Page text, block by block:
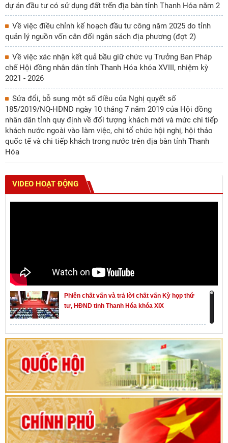
dự án đầu tư có sử dụng đất trến địa bàn tỉnh Thanh Hóa năm 2
Về việc điều chỉnh kế hoạch đầu tư công năm 2025 do tỉnh
quản lý nguồn vốn cân đối ngân sách địa phương (đợt 2)
Về việc xác nhận kết quả bầu giữ chức vụ Trưởng Ban Pháp
chế Hội đồng nhân dân tỉnh Thanh Hóa khóa XVIII, nhiệm kỳ
2021 - 2026
Sửa đổi, bỗ sung một số điều của Nghị quyết số
185/2019/NQ-HĐND ngày 10 tháng 7 năm 2019 của Hội đồng
nhân dân tỉnh quy định về đối tượng khách mời và mức chi tiếp
khách nước ngoài vào làm việc, chi tổ chức hội nghị, hội thảo
quốc tế và chi tiếp khách trong nước trên địa bàn tỉnh Thanh
Hóa
VIDEO HOẠT ĐỘNG
Phiên chất vấn và trả lời chất vấn Kỳ họp thứ
tư, HĐND tỉnh Thanh Hóa khóa XIX
Khai mạc kỳ họp thứ Nhất, Quốc hội khóa XVI
Hướng dẫn quy trình bỏ phiếu bầu cử ĐBQH
khoá XVI và đại biểu HĐND các cấp nhiệm kỳ
2026-2031
80 năm Quốc hội Việt Nam: vì lợi ích Nhân dân,
vì sự phát triển của đất nước